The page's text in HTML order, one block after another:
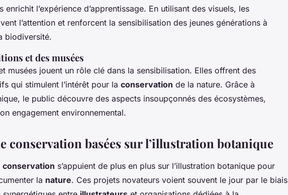
enrichit l’expérience d’apprentissage. En utilisant des visuels, les
l’attention et renforcent la sensibilisation des jeunes générations à
biodiversité.
et des musées
musées jouent un rôle clé dans la sensibilisation. Elles offrent des
qui stimulent l’intérêt pour la conservation de la nature. Grâce à
le public découvre des aspects insoupçonnés des écosystèmes,
engagement environnemental.
conservation basées sur l’illustration botanique
conservation s’appuient de plus en plus sur l’illustration botanique pour
la nature. Ces projets novateurs voient souvent le jour par le biais